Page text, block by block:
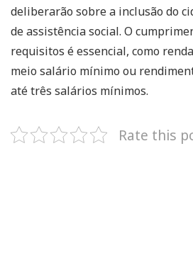
deliberarão sobre a inclusão do
de assistência social. O
requisitos é essencial, como
meio salário mínimo ou
até três salários mínimos.
Rate this